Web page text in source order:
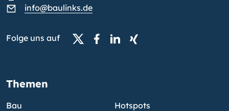
info@baulinks.de
Folge uns auf
Themen
Bau
Hotspots